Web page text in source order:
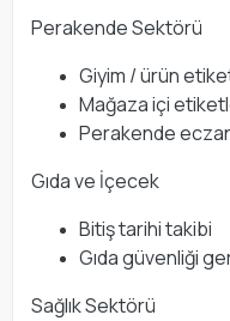
Perakende Sektörü
Giyim / ürün
Mağaza içi
Perakende
Gıda ve İçecek
Bitiş tarihi takibi
Gıda güvenliği
Sağlık Sektörü